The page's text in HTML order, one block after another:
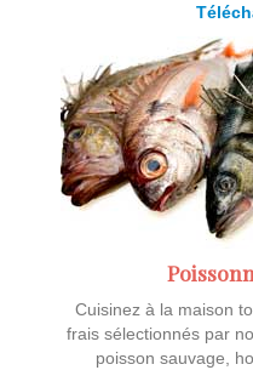
Cuisinez à la maison
frais sélectionnés par
poisson sauvage,